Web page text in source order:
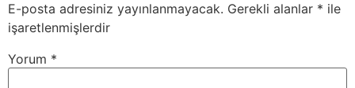
E-posta adresiniz yayınlanmayacak. Gerekli alanlar * ile
işaretlenmişlerdir
Yorum *